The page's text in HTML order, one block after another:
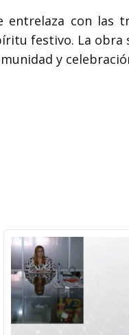
con las
festivo. La obra
y